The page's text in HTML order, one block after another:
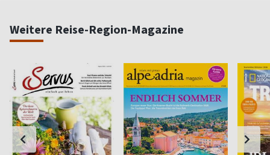
Weitere Reise-Region-Magazine